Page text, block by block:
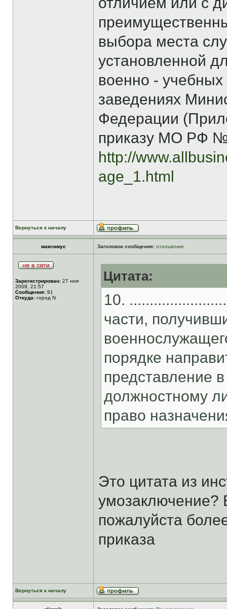
выбора места
установленной
военно - учебных
заведениях
Федерации
приказу МО РФ
http://
age_1.html
Вернуться к началу
максимус Заголовок сообщения: отношение
Зарегистрирован: 27 ноя
2009, 21:57
Сообщения: 91
Откуда: город N
Цитата:
10.
части,
порядке
представление
должностному
право
Это цитата из
умозаключение?
пожалуйста
приказа
Вернуться к началу